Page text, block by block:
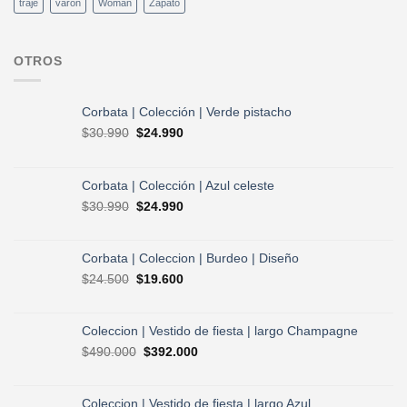
traje varon Woman Zapato
OTROS
Corbata | Colección | Verde pistacho
$30.990 El
era:
$30.990.
$24.990El
es:
$24.990.
Corbata | Colección | Azul celeste
$30.990 El
era:
$30.990.
$24.990El
es:
Corbata | Coleccion | Burdeo | Diseño
$24.500 El
era:
$24.500.
$19.600El
es:
$19.600.
Coleccion | Vestido de fiesta | largo Champagne
$490.000 El
era:
$392.000El
es:
Coleccion | Vestido de fiesta | largo Azul